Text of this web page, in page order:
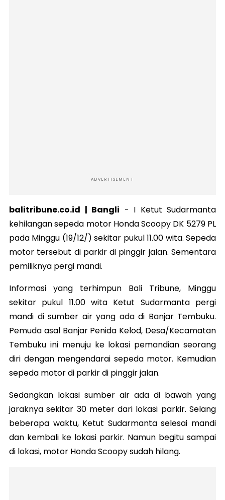
ADVERTISEMENT
balitribune.co.id | Bangli - I Ketut Sudarmanta
kehilangan sepeda motor Honda Scoopy DK 5279 PL
pada Minggu (19/12/) sekitar pukul 11.00 wita. Sepeda
motor tersebut di parkir di pinggir jalan. Sementara
pemiliknya pergi mandi.
Informasi yang terhimpun Bali Tribune, Minggu
sekitar pukul 11.00 wita Ketut Sudarmanta pergi
mandi di sumber air yang ada di Banjar Tembuku.
Pemuda asal Banjar Penida Kelod, Desa/Kecamatan
Tembuku ini menuju ke lokasi pemandian seorang
diri dengan mengendarai sepeda motor. Kemudian
sepeda motor di parkir di pinggir jalan.
Sedangkan lokasi sumber air ada di bawah yang
jaraknya sekitar 30 meter dari lokasi parkir. Selang
beberapa waktu, Ketut Sudarmanta selesai mandi
dan kembali ke lokasi parkir. Namun begitu sampai
di lokasi, motor Honda Scoopy sudah hilang.